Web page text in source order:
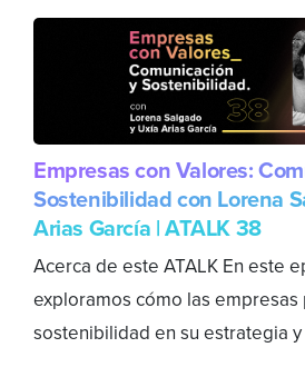
Empresas con Valores:
Sostenibilidad con Lorena
Arias García | ATALK 38
Acerca de este ATALK En este
exploramos cómo las
sostenibilidad en su estrategia y